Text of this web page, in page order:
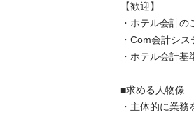
【歓迎】
・ホテル会計の
・Com会計シ
・ホテル会計
■求める人物像
・主体的に業